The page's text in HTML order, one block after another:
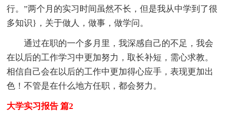
行。”两个月的实习时间虽然不长，但是我从中学到了很
多知识}，关于做人，做事，做学问。
通过在职的一个多月里，我深感自己的不足，我会
在以后的工作学习中更加努力，取长补短，需心求教。
相信自己会在以后的工作中更加得心应手，表现更加出
色！不管是在什么地方任职，都会努力。
大学实习报告 篇2